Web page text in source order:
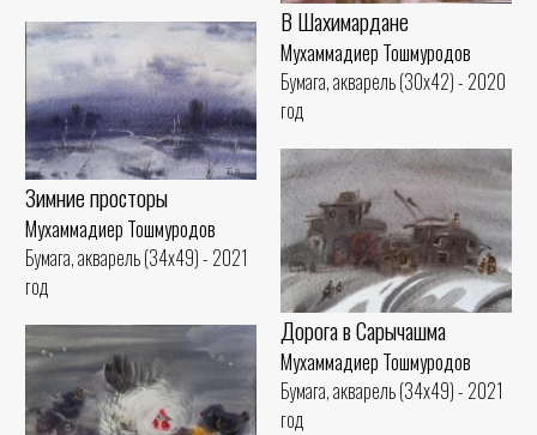
В Шахимардане
Мухаммадиер Тошмуродов
Бумага, акварель (30x42) - 2020
год
Зимние просторы
Мухаммадиер Тошмуродов
Бумага, акварель (34x49) - 2021
год
Дорога в Сарычашма
Мухаммадиер Тошмуродов
Бумага, акварель (34x49) - 2021
год